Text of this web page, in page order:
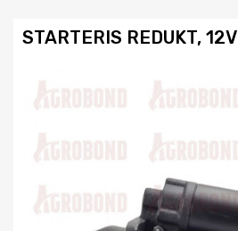
STARTERIS REDUKT, 12V